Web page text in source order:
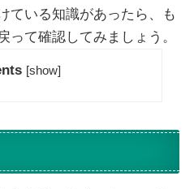
ている知識があったら、も
って確認してみましょう。
[show]